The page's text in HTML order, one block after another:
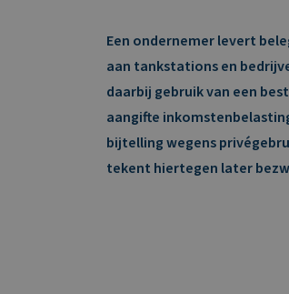
Een ondernemer levert
aan tankstations en
daarbij gebruik van een
aangifte
bijtelling wegens
tekent hiertegen later